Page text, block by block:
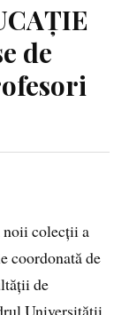
de
noii colecții a
coordonată de
de
Universității